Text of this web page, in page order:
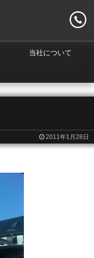
当社について
2011年1月28日